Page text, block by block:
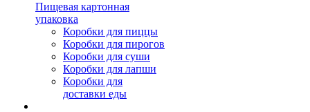
Пищевая картонная
упаковка
Коробки для пиццы
Коробки для пирогов
Коробки для суши
Коробки для лапши
Коробки для
доставки еды